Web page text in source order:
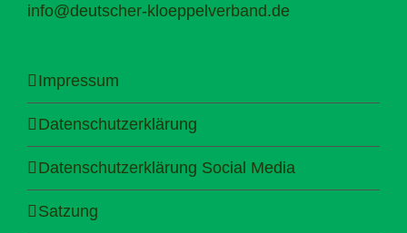
info@deutscher-kloeppelverband.de
Impressum
Datenschutzerklärung
Datenschutzerklärung Social Media
Satzung